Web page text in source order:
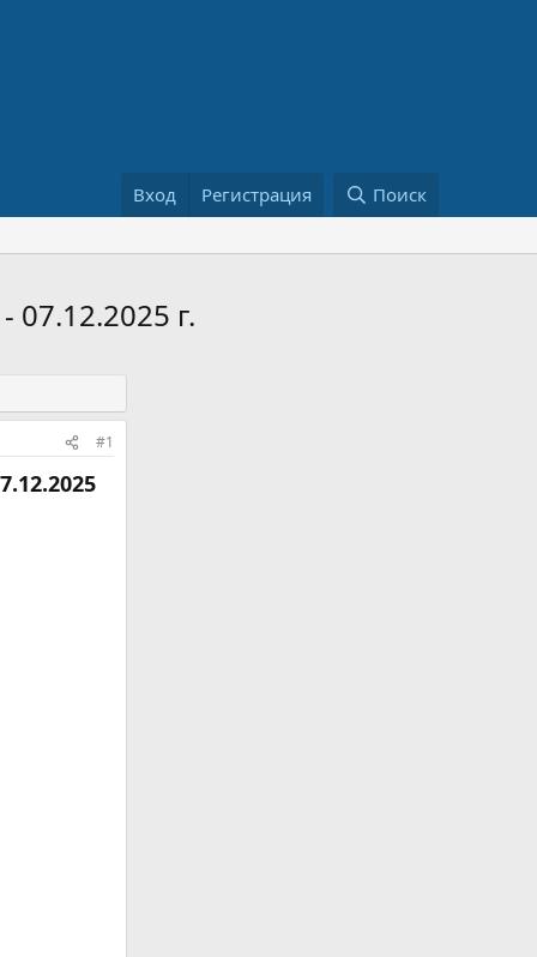
Вход Регистрация Поиск
07.12.2025 г.
#1